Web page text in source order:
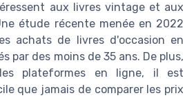
aux livres vintage et aux
étude récente menée en 2022
achats de livres d'occasion en
par des moins de 35 ans. De plus,
plateformes en ligne, il est
que jamais de comparer les prix